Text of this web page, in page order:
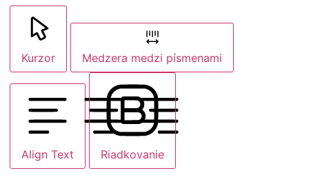
Kurzor Medzera medzi písmenami
Align Text Riadkovanie